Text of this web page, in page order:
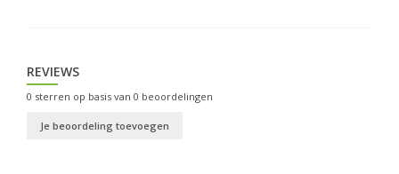
REVIEWS
0 sterren op basis van 0 beoordelingen
Je beoordeling toevoegen